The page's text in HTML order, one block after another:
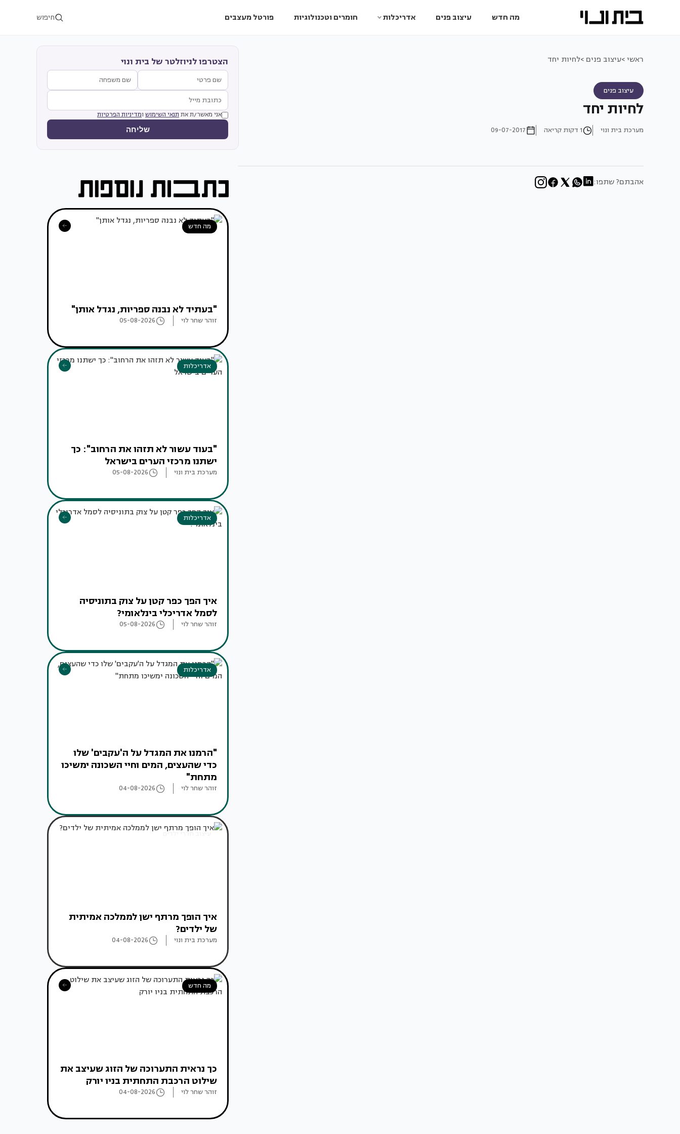
מה חדש עיצוב פנים אדריכלות חומרים וטכנולוגיות פורטל מעצבים חיפוש
ראשי >עיצוב פנים >לחיות יחד
עיצוב פנים
לחיות יחד
מערכת בית ונוי 1 דקות קריאה 09-07-2017
אהבתם? שתפו:
הצטרפו לניוזלטר של בית ונוי
אני מאשר/ת את תנאי השימוש ומדיניות הפרטיות
שליחה
מה חדש
"בעתיד לא נבנה ספריות, נגדל אותן"
זוהר שחר לוי 05-08-2026
אדריכלות
"בעוד עשור לא תזהו את הרחוב": כך
ישתנו מרכזי הערים בישראל
מערכת בית ונוי 05-08-2026
אדריכלות
איך הפך כפר קטן על צוק בתוניסיה
לסמל אדריכלי בינלאומי?
זוהר שחר לוי 05-08-2026
אדריכלות
"הרמנו את המגדל על ה'עקבים' שלו
כדי שהעצים, המים וחיי השכונה ימשיכו
מתחת"
זוהר שחר לוי 04-08-2026
עיצוב חדרי ילדים
איך הופך מרתף ישן לממלכה אמיתית
של ילדים?
מערכת בית ונוי 04-08-2026
מה חדש
כך נראית התערוכה של הזוג שעיצב את
שילוט הרכבת התחתית בניו יורק
זוהר שחר לוי 04-08-2026